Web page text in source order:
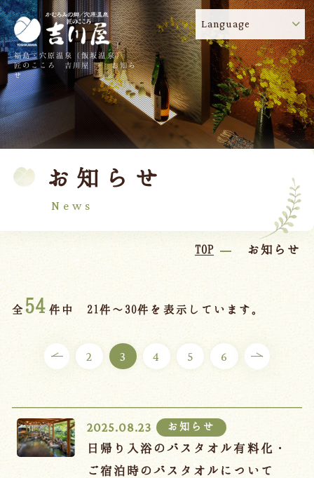
福島・穴原温泉（飯坂温泉）
匠のこころ 吉川屋 - お知ら
せ
Language
お知らせ
News
TOP お知らせ
全54 件中 21件～30件を表示しています。
2 3 4 5 6
2025.08.23 お知らせ
日帰り入浴のバスタオル有料化・
ご宿泊時のバスタオルについて
! 吉川屋のコロナウイルス感染症対策について
TOP 吉川屋について
温泉 客室
料理
館内
ご宿泊プラン
お部屋からプランを選ぶ
空室カレンダーから選ぶ